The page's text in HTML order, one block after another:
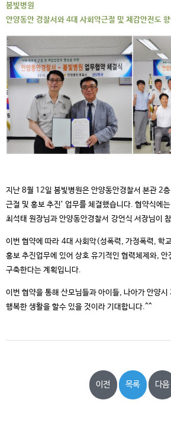
봄빛병원
안양동안 경찰서와 4대 사회악근절 및 체감안전도
지난 8월 12일 봄빛병원은 안양동안경찰서 본관 2
근절 및 홍보 추진’ 업무를 체결했습니다. 협약식에
최석태 원장님과 안양동안경찰서 강언식 서장님이
이번 협약에 따라 4대 사회악(성폭력, 가정폭력, 학
홍보 추진업무에 있어 상호 유기적인 협력체제와,
구축한다는 계획입니다.
이번 협약을 통해 산모님들과 아이들, 나아가 안양
행복한 생활을 할수 있을 것이라 기대합니다.^^
이전 목록 다음